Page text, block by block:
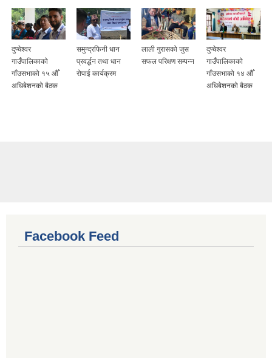
दुप्चेश्वर
गाउँपालिकाको
गाँउसभाको १५ औँ
अधिबेशनको बैठक
समुन्द्रफिनी धान
प्रवर्द्धन तथा धान
रोपाई कार्यक्रम
लाली गुरासको जुस
सफल परिक्षण सम्पन्न
दुप्चेश्वर
गाउँपालिकाको
गाँउसभाको १४ औँ
अधिबेशनको बैठक
Facebook Feed